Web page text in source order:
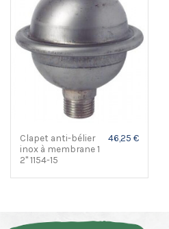
Clapet anti-bélier
inox à membrane 1
2" 1154-15
46,25 €